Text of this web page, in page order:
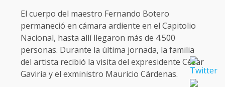
El cuerpo del maestro Fernando Botero
permaneció en cámara ardiente en el Capitolio
Nacional, hasta allí llegaron más de 4.500
personas. Durante la última jornada, la familia
del artista recibió la visita del expresidente César
Gaviria y el exministro Mauricio Cárdenas.